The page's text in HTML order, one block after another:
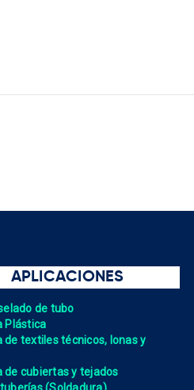
APLICACIONES
de tubo
Plástica
de textiles técnicos, lonas y
de cubiertas y tejados